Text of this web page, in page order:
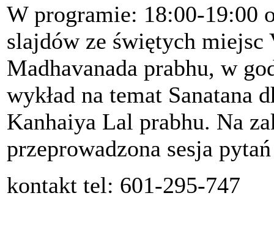
W programie: 18:00-19:00
slajdów ze świętych miejsc
Madhavanada prabhu, w
wykład na temat Sanatana
Kanhaiya Lal prabhu. Na
przeprowadzona sesja
kontakt tel: 601-295-747